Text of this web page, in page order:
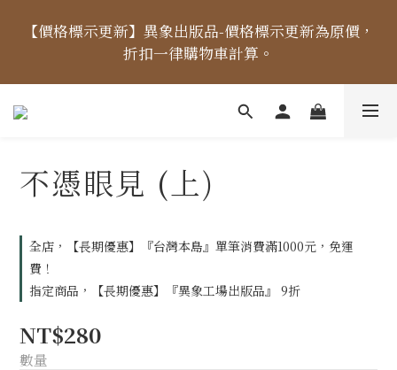
【價格標示更新】異象出版品-價格標示更新為原價，
折扣一律購物車計算。
【價格標示更新】異象出版品-價格標示更新為原價，
折扣一律購物車計算。
【出貨時間】04/14起，每周二、四、五出貨 (國定假
日除外) ，出貨日當天「中午12點前未完成付款」之訂
【價格標示更新】異象出版品-價格標示更新為原價，
不憑眼見 (上)
全店，【長期優惠】『台灣本島』單筆消費滿1000元，免運
費！
指定商品，【長期優惠】『異象工場出版品』 9折
NT$280
數量